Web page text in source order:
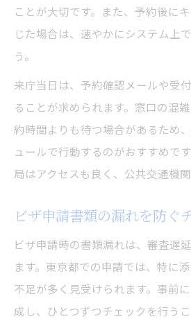
ことが大切です。また、予約後に
じた場合は、速やかにシステム上
う。
来庁当日は、予約確認メールや受
ることが求められます。窓口の混
約時間よりも待つ場合があるため
ュールで行動するのがおすすめで
局はアクセスも良く、公共交通機関
ビザ申請書類の漏れを防ぐ
ビザ申請時の書類漏れは、審査遅
ます。東京都での申請では、特に
不足が多く見受けられます。事前
成し、ひとつずつチェックを行うこ